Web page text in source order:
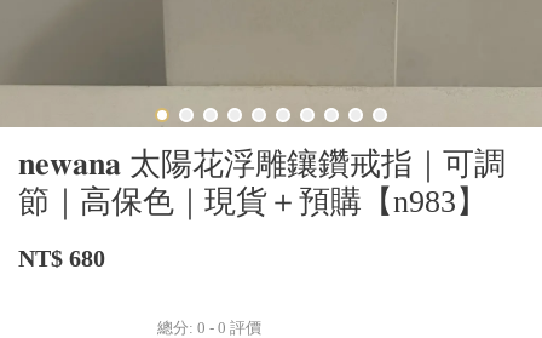
𝐧𝐞𝐰𝐚𝐧𝐚 太陽花浮雕鑲鑽戒指｜可調
節｜高保色｜現貨＋預購【n983】
NT$ 680
總分: 0 - 0 評價